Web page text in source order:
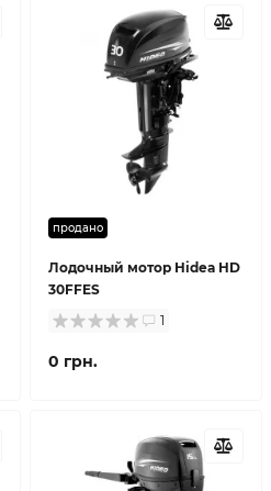
продано
Лодочный мотор Hidea HD
30FFES
1
0 грн.